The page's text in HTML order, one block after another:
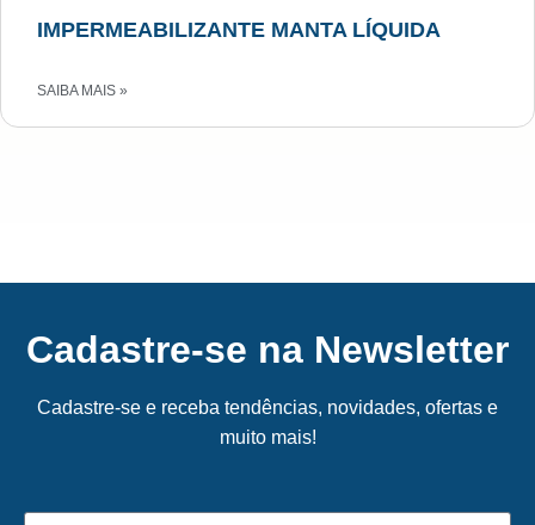
IMPERMEABILIZANTE MANTA LÍQUIDA
SAIBA MAIS »
Cadastre-se na Newsletter
Cadastre-se e receba tendências, novidades, ofertas e
muito mais!